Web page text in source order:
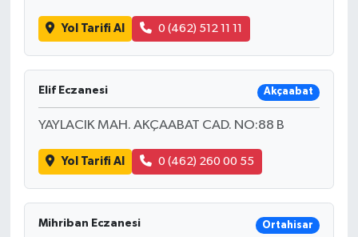
Yol Tarifi Al 0 (462) 512 11 11
Elif Eczanesi Akçaabat
YAYLACIK MAH. AKÇAABAT CAD. NO:88 B
Yol Tarifi Al 0 (462) 260 00 55
Mihriban Eczanesi Ortahisar
Genel
Bilim, Teknoloji